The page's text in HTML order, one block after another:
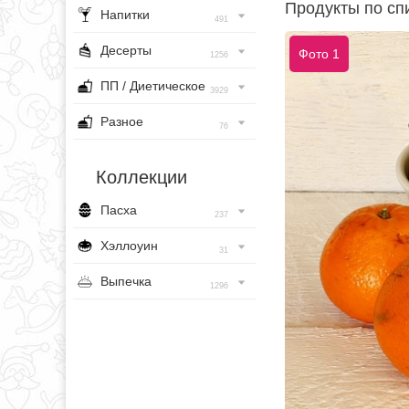
Напитки 491
Десерты 1256
ПП / Диетическое 3929
Разное 76
Коллекции
Пасха 237
Хэллоуин 31
Выпечка 1296
Продукты по
Фото 1